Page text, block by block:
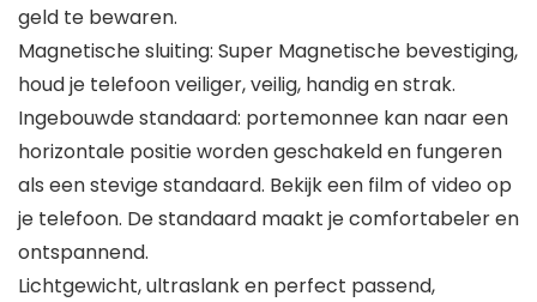
geld te bewaren.
Magnetische sluiting: Super Magnetische bevestiging,
houd je telefoon veiliger, veilig, handig en strak.
Ingebouwde standaard: portemonnee kan naar een
horizontale positie worden geschakeld en fungeren
als een stevige standaard. Bekijk een film of video op
je telefoon. De standaard maakt je comfortabeler en
ontspannend.
Lichtgewicht, ultraslank en perfect passend,